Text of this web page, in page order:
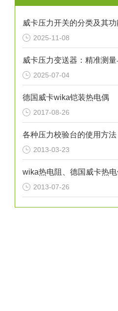
威卡压力开关的分类及其
2025-11-08
2025-07-04
德国威卡wika铠装热电偶
2017-08-26
各种压力校验台的使用方法
2013-03-23
2013-07-26